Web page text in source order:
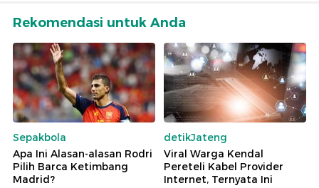
Rekomendasi untuk Anda
Sepakbola
Apa Ini Alasan-alasan Rodri
Pilih Barca Ketimbang
Madrid?
detikJateng
Viral Warga Kendal
Pereteli Kabel Provider
Internet, Ternyata Ini